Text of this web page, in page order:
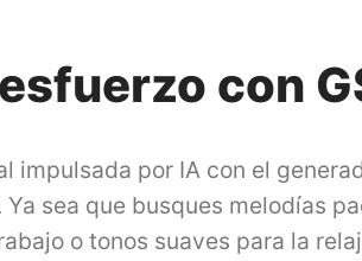
con
impulsada por IA con el
sea que busques melodías
o tonos suaves para la